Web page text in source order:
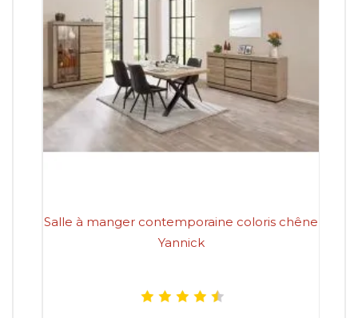
Salle à manger contemporaine coloris chêne
Yannick